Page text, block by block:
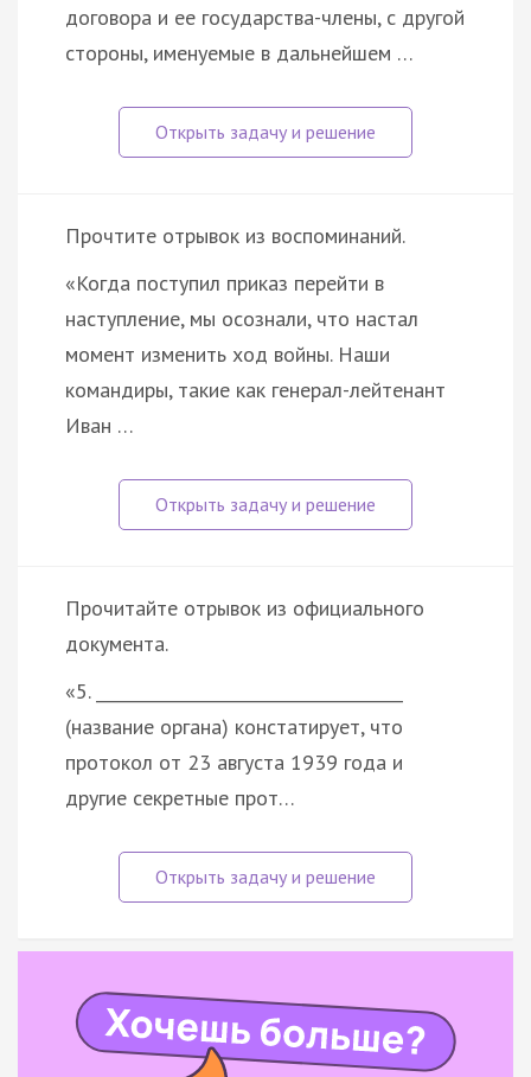
договора и ее государства-члены, с другой
стороны, именуемые в дальнейшем …
Прочтите отрывок из воспоминаний.
«Когда поступил приказ перейти в
наступление, мы осознали, что настал
момент изменить ход войны. Наши
командиры, такие как генерал-лейтенант
Иван …
Прочитайте отрывок из официального
документа.
«5. _____________________________________
(название органа) констатирует, что
протокол от 23 августа 1939 года и
другие секретные прот…